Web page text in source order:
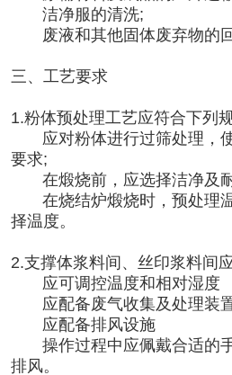
洁净服的清洗;
废液和其他固体废弃物的
三、工艺要求
1.粉体预处理工艺应符合下列
应对粉体进行过筛处理，
要求;
在煅烧前，应选择洁净及
在烧结炉煅烧时，预处理
择温度。
2.支撑体浆料间、丝印浆料间
应可调控温度和相对湿度
应配备废气收集及处理装
应配备排风设施
操作过程中应佩戴合适的
排风。